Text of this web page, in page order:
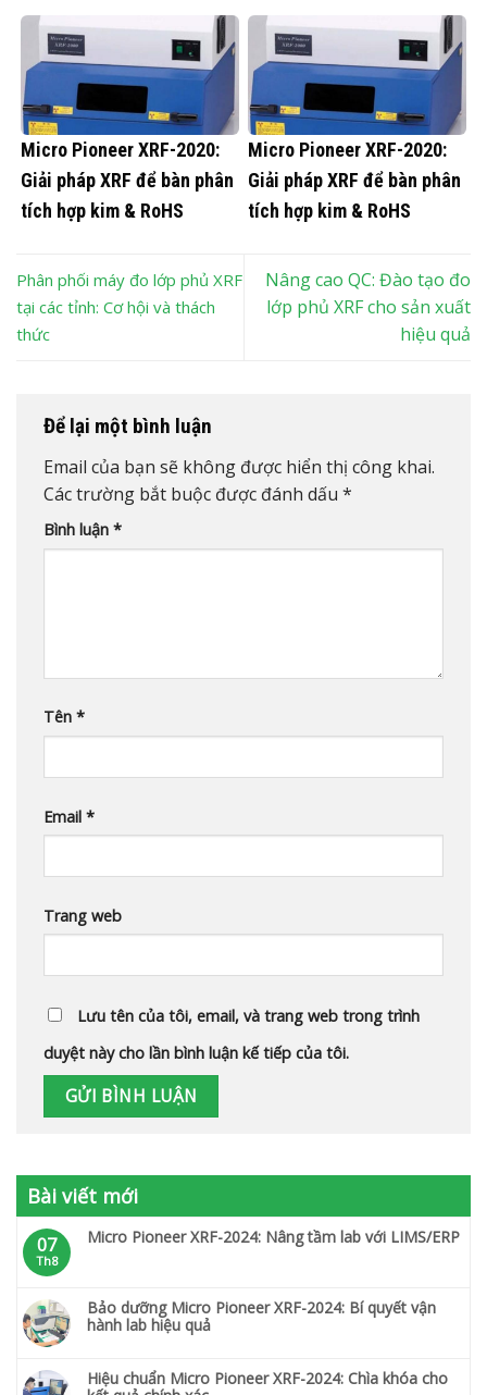
Micro Pioneer XRF-2020:
Giải pháp XRF để bàn phân
tích hợp kim & RoHS
Micro Pioneer XRF-2020:
Giải pháp XRF để bàn phân
tích hợp kim & RoHS
Phân phối máy đo lớp phủ XRF
tại các tỉnh: Cơ hội và thách
thức
Nâng cao QC: Đào tạo đo
lớp phủ XRF cho sản xuất
hiệu quả
Để lại một bình luận
Email của bạn sẽ không được hiển thị công khai.
Các trường bắt buộc được đánh dấu *
Bình luận *
Tên *
Email *
Trang web
Lưu tên của tôi, email, và trang web trong trình
duyệt này cho lần bình luận kế tiếp của tôi.
Bài viết mới
07
Th8
Micro Pioneer XRF-2024: Nâng tầm lab với LIMS/ERP
Bảo dưỡng Micro Pioneer XRF-2024: Bí quyết vận
hành lab hiệu quả
Hiệu chuẩn Micro Pioneer XRF-2024: Chìa khóa cho